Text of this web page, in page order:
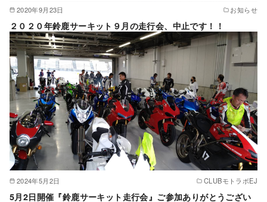
2020年9月23日 お知らせ
２０２０年鈴鹿サーキット９月の走行会、中止です！！
2024年5月2日 CLUBモトラボEJ
5月2日開催『鈴鹿サーキット走行会』ご参加ありがとうござい